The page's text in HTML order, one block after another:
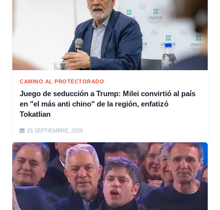
CAMINO AL PROTECTORADO
Juego de seducción a Trump: Milei convirtió al país
en "el más anti chino" de la región, enfatizó
Tokatlian
25 SEPTIEMBRE, 2025